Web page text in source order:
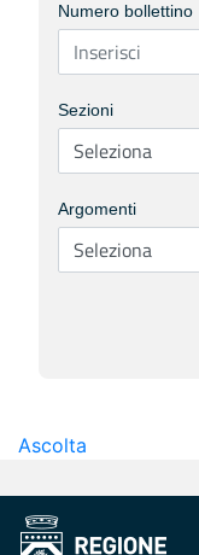
Numero bollettino
Sezioni
Argomenti
Ascolta